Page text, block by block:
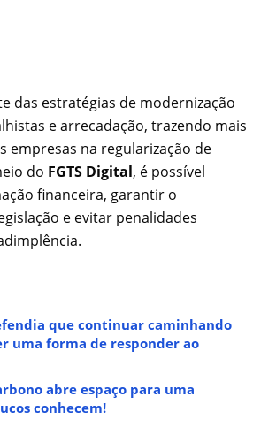
das estratégias de modernização
e arrecadação, trazendo mais
empresas na regularização de
do FGTS Digital, é possível
financeira, garantir o
e evitar penalidades
que continuar caminhando
uma forma de responder ao
abre espaço para uma
conhecem!